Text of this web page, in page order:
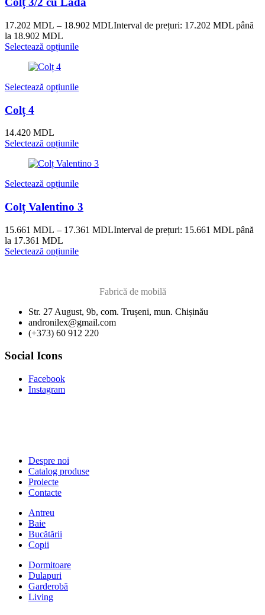
17.202 MDL – 18.902 MDLInterval de prețuri: 17.202 MDL până
la 18.902 MDL
Selectează opțiunile
Selectează opțiunile
Colț 4
14.420 MDL
Selectează opțiunile
Selectează opțiunile
Colț Valentino 3
15.661 MDL – 17.361 MDLInterval de prețuri: 15.661 MDL până
la 17.361 MDL
Selectează opțiunile
Fabrică de mobilă
Str. 27 August, 9b, com. Trușeni, mun. Chișinău
andronilex@gmail.com
(+373) 60 912 220
Social Icons
Facebook
Instagram
Despre noi
Catalog produse
Proiecte
Contacte
Antreu
Baie
Bucătării
Copii
Dormitoare
Dulapuri
Garderobă
Living